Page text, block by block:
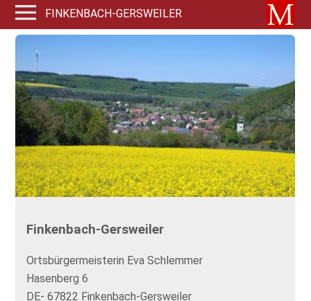
FINKENBACH-GERSWEILER
Finkenbach-Gersweiler
Ortsbürgermeisterin Eva Schlemmer
Hasenberg 6
DE- 67822 Finkenbach-Gersweiler